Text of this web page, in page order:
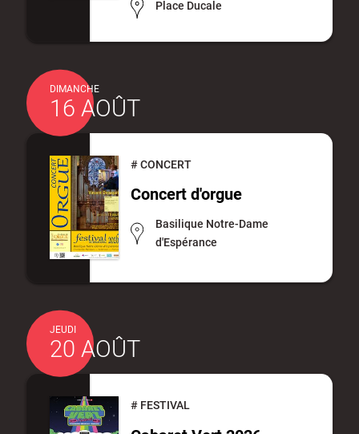
Place Ducale
DIMANCHE
16 AOÛT
#CONCERT
Concert d'orgue
Basilique Notre-Dame
d'Espérance
JEUDI
20 AOÛT
# FESTIVAL